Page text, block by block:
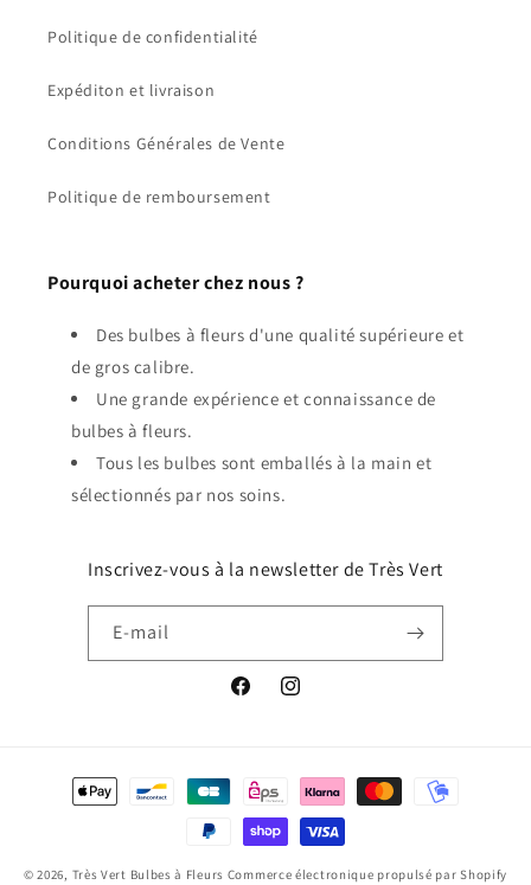
Politique de confidentialité
Expéditon et livraison
Conditions Générales de Vente
Politique de remboursement
Pourquoi acheter chez nous ?
Des bulbes à fleurs d'une qualité supérieure et
de gros calibre.
Une grande expérience et connaissance de
bulbes à fleurs.
Tous les bulbes sont emballés à la main et
sélectionnés par nos soins.
Inscrivez-vous à la newsletter de Très Vert
E-mail
FacebookInstagram
Moyens
© 2026, Très Vert Bulbes à Fleurs Commerce électronique propulsé par Shopify